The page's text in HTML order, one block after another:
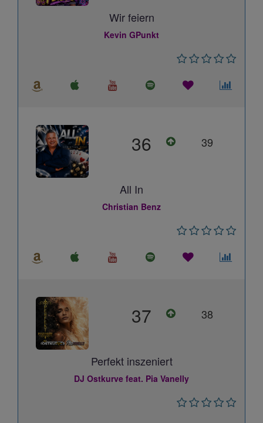
Wir feiern
Kevin GPunkt
36 39
All In
Christian Benz
37 38
Perfekt inszeniert
DJ Ostkurve feat. Pia Vanelly